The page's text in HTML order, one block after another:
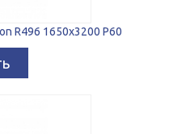
R496 1650x3200 P60